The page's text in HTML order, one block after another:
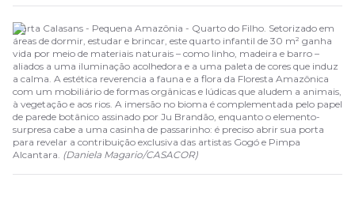
Marta Calasans - Pequena Amazônia - Quarto do Filho. Setorizado em
áreas de dormir, estudar e brincar, este quarto infantil de 30 m² ganha
vida por meio de materiais naturais – como linho, madeira e barro –
aliados a uma iluminação acolhedora e a uma paleta de cores que induz
a calma. A estética reverencia a fauna e a flora da Floresta Amazônica
com um mobiliário de formas orgânicas e lúdicas que aludem a animais,
à vegetação e aos rios. A imersão no bioma é complementada pelo papel
de parede botânico assinado por Ju Brandão, enquanto o elemento-
surpresa cabe a uma casinha de passarinho: é preciso abrir sua porta
para revelar a contribuição exclusiva das artistas Gogó e Pimpa
Alcantara. (Daniela Magario/CASACOR)